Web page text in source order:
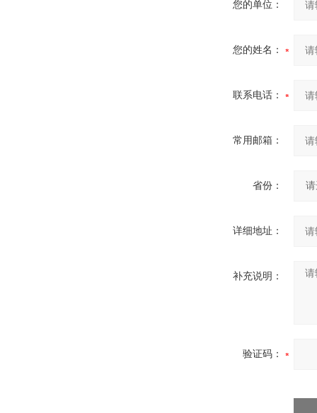
您的单位：
您的姓名：
联系电话：
常用邮箱：
省份：
详细地址：
补充说明：
验证码：